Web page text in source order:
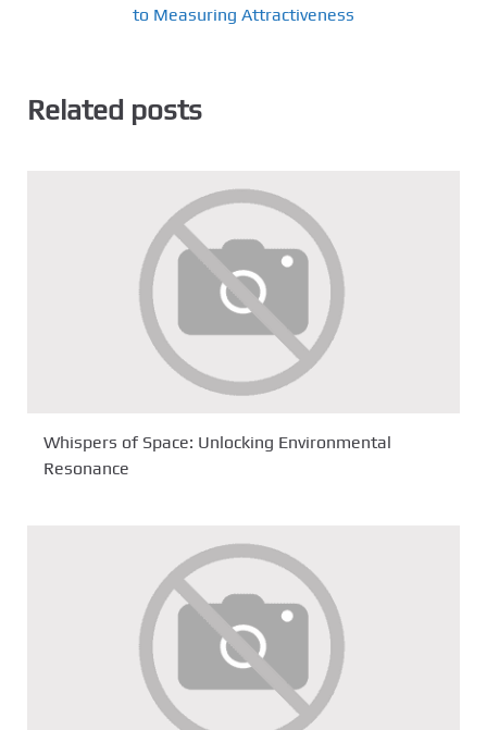
to Measuring Attractiveness
Related posts
Whispers of Space: Unlocking Environmental
Resonance